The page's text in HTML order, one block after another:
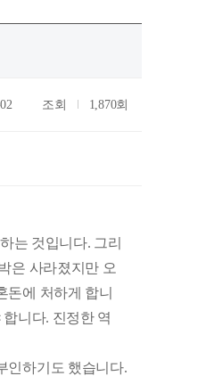
조회 1,870회
는 것입니다. 그리
은 사라졌지만 오
돈에 처하게 합니
니다. 진정한 역
인하기도 했습니다.